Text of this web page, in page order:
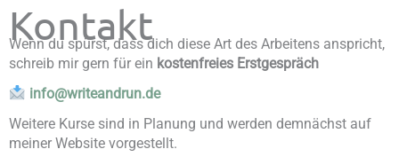
Kontakt
Wenn du spürst, dass dich diese Art des Arbeitens anspricht,
schreib mir gern für ein kostenfreies Erstgespräch
info@writeandrun.de
Weitere Kurse sind in Planung und werden demnächst auf
meiner Website vorgestellt.